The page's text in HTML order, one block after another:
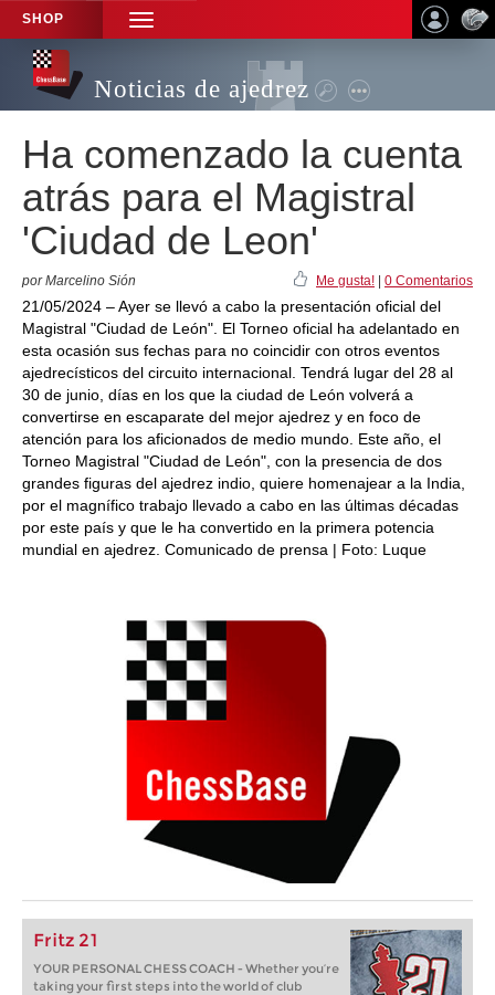
SHOP
TOGGLE
NAVIGATION
Noticias de ajedrez
Ha comenzado la cuenta
atrás para el Magistral
'Ciudad de Leon'
por Marcelino Sión Me gusta! 0 Comentarios
21/05/2024 – Ayer se llevó a cabo la presentación oficial del
Magistral "Ciudad de León". El Torneo oficial ha adelantado en
esta ocasión sus fechas para no coincidir con otros eventos
ajedrecísticos del circuito internacional. Tendrá lugar del 28 al
30 de junio, días en los que la ciudad de León volverá a
convertirse en escaparate del mejor ajedrez y en foco de
atención para los aficionados de medio mundo. Este año, el
Torneo Magistral "Ciudad de León", con la presencia de dos
grandes figuras del ajedrez indio, quiere homenajear a la India,
por el magnífico trabajo llevado a cabo en las últimas décadas
por este país y que le ha convertido en la primera potencia
mundial en ajedrez. Comunicado de prensa | Foto: Luque
Fritz 21
YOUR PERSONAL CHESS COACH - Whether you’re
taking your first steps into the world of club